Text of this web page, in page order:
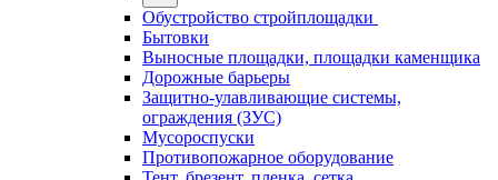
Обустройство стройплощадки
Бытовки
Выносные площадки, площадки каменщика
Дорожные барьеры
Защитно-улавливающие системы,
ограждения (ЗУС)
Мусороспуски
Противопожарное оборудование